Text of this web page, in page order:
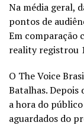
Na média geral,
pontos de
Em comparação
reality registrou
O The Voice
Batalhas. Depois
a hora do
aguardados do